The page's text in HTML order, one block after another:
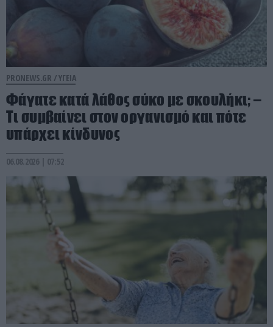
PRONEWS.GR /ΥΓΕΙΑ
Φάγατε κατά λάθος σύκο με σκουλήκι; –
Τι συμβαίνει στον οργανισμό και πότε
υπάρχει κίνδυνος
06.08.2026 | 07:52